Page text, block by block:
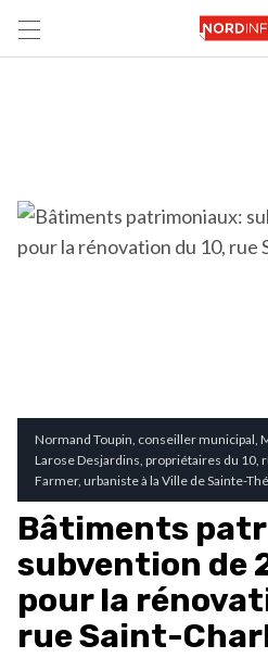
Normand Toupin, conseiller municipal,
Larose Desjardins, propriétaires du 10,
Farmer, urbaniste à la Ville de Sainte-
Bâtiments
subvention de
pour la
rue Saint-